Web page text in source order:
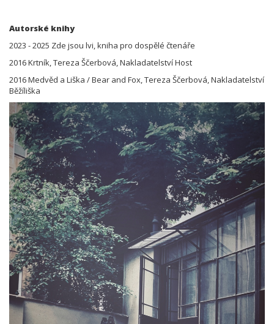
Autorské knihy
2023 - 2025 Zde jsou lvi, kniha pro dospělé čtenáře
2016 Krtník, Tereza Ščerbová, Nakladatelství Host
2016 Medvěd a Liška / Bear and Fox, Tereza Ščerbová, Nakladatelství
Běžíliška